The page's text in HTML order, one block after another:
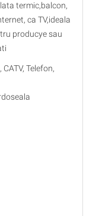
termic,balcon,
ca TV,ideala
producye sau
Telefon,